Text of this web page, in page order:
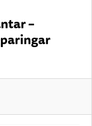
–